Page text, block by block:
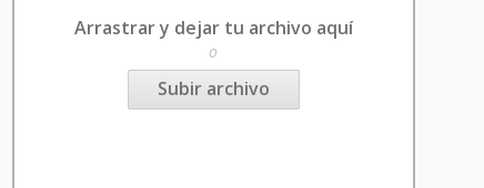
Arrastrar y dejar tu archivo aquí
o
Subir archivo